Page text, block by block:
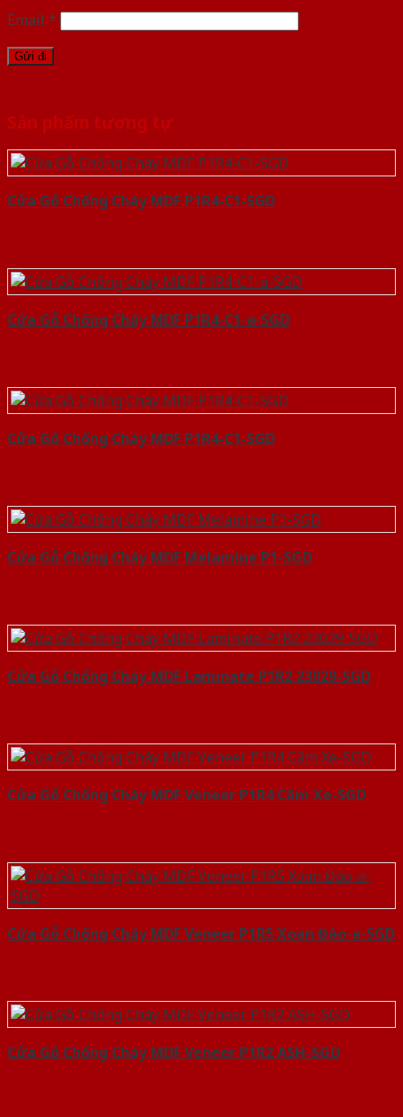
Email *
Sản phẩm tương tự
Cửa Gỗ Chống Cháy MDF P1R4-C1-SGD
Cửa Gỗ Chống Cháy MDF P1R4-C1-a-SGD
Cửa Gỗ Chống Cháy MDF P1R4-C1-SGD
Cửa Gỗ Chống Cháy MDF Melamine P1-SGD
Cửa Gỗ Chống Cháy MDF Laminate P1R2 23029-SGD
Cửa Gỗ Chống Cháy MDF Veneer P1R4 Căm Xe-SGD
Cửa Gỗ Chống Cháy MDF Veneer P1R5 Xoan Đào-a-SGD
Cửa Gỗ Chống Cháy MDF Veneer P1R2 ASH-SGD